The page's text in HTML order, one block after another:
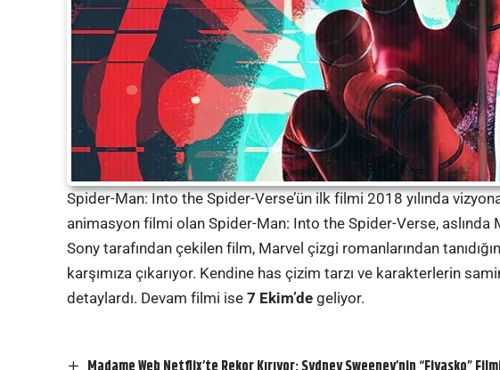
Spider-Man: Into the Spider-Verse’ün ilk filmi 2018 yılında
animasyon filmi olan Spider-Man: Into the Spider-Verse, aslında
Sony tarafından çekilen film, Marvel çizgi romanlarından
karşımıza çıkarıyor. Kendine has çizim tarzı ve karakterlerin
detaylardı. Devam filmi ise7 Ekim’degeliyor.